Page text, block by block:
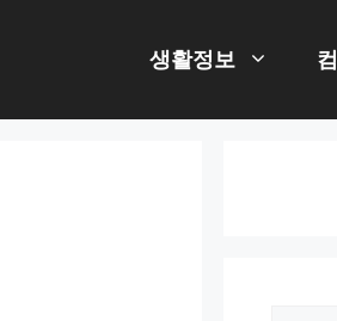
생활정보